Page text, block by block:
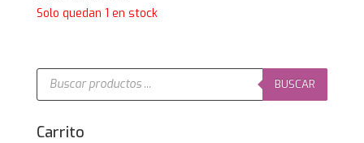
Solo quedan 1 en stock
Búsqueda
productos
BUSCAR
Carrito